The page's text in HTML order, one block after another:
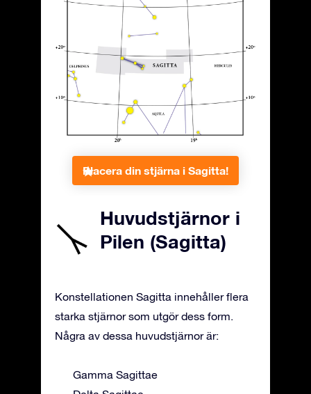
Placera din stjärna i Sagitta!
Huvudstjärnor i
Pilen (Sagitta)
Konstellationen Sagitta innehåller flera
starka stjärnor som utgör dess form.
Några av dessa huvudstjärnor är:
Gamma Sagittae